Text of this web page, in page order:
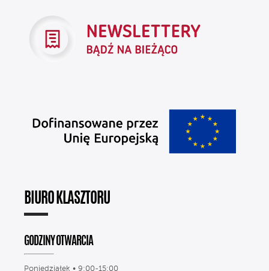
BIURO KLASZTORU
GODZINY OTWARCIA
Poniedziałek • 9:00-15:00